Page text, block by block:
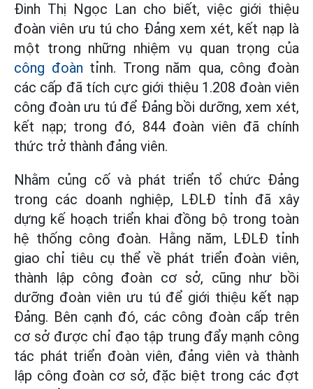
Đinh Thị Ngọc Lan cho biết, việc giới thiệu
đoàn viên ưu tú cho Đảng xem xét, kết nạp là
một trong những nhiệm vụ quan trọng của
công đoàn tỉnh. Trong năm qua, công đoàn
các cấp đã tích cực giới thiệu 1.208 đoàn viên
công đoàn ưu tú để Đảng bồi dưỡng, xem xét,
kết nạp; trong đó, 844 đoàn viên đã chính
thức trở thành đảng viên.
Nhằm củng cố và phát triển tổ chức Đảng
trong các doanh nghiệp, LĐLĐ tỉnh đã xây
dựng kế hoạch triển khai đồng bộ trong toàn
hệ thống công đoàn. Hằng năm, LĐLĐ tỉnh
giao chỉ tiêu cụ thể về phát triển đoàn viên,
thành lập công đoàn cơ sở, cũng như bồi
dưỡng đoàn viên ưu tú để giới thiệu kết nạp
Đảng. Bên cạnh đó, các công đoàn cấp trên
cơ sở được chỉ đạo tập trung đẩy mạnh công
tác phát triển đoàn viên, đảng viên và thành
lập công đoàn cơ sở, đặc biệt trong các đợt